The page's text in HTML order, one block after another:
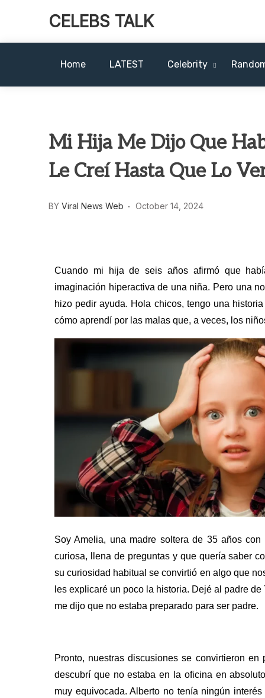
CELEBS TALK
Home LATEST Celebrity
Mi Hija Me Dijo Que
Le Creí Hasta Que Lo
BY Viral News Web October 14, 2024
Cuando mi hija de seis años afirmó que
imaginación hiperactiva de una niña. Pero una
hizo pedir ayuda. Hola chicos, tengo una
cómo aprendí por las malas que, a veces, los
Soy Amelia, una madre soltera de 35 años
curiosa, llena de preguntas y que quería saber
su curiosidad habitual se convirtió en algo que
les explicaré un poco la historia. Dejé al padre
me dijo que no estaba preparado para ser padre.
Pronto, nuestras discusiones se convirtieron
descubrí que no estaba en la oficina en
muy equivocada.Alberto no tenía ningún